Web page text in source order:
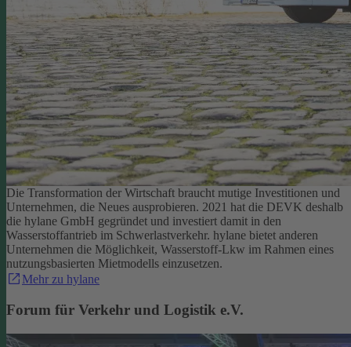
Die Transformation der Wirtschaft braucht mutige Investitionen und
Unternehmen, die Neues ausprobieren. 2021 hat die DEVK deshalb
die hylane GmbH gegründet und investiert damit in den
Wasserstoffantrieb im Schwerlastverkehr. hylane bietet anderen
Unternehmen die Möglichkeit, Wasserstoff-Lkw im Rahmen eines
nutzungsbasierten Mietmodells einzusetzen.
Mehr zu hylane
Forum für Verkehr und Logistik e.V.